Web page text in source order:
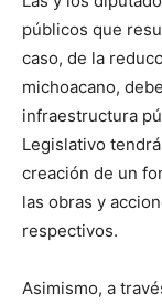
públicos que
caso, de la
michoacano,
infraestructura
Legislativo
creación de un
las obras y
respectivos.
Asimismo, a